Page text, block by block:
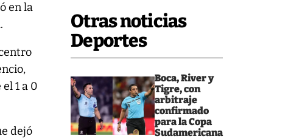
Otras noticias
Deportes
Boca, River y
Tigre, con
arbitraje
confirmado
para la Copa
Sudamericana
en la
1 a 0
dejó